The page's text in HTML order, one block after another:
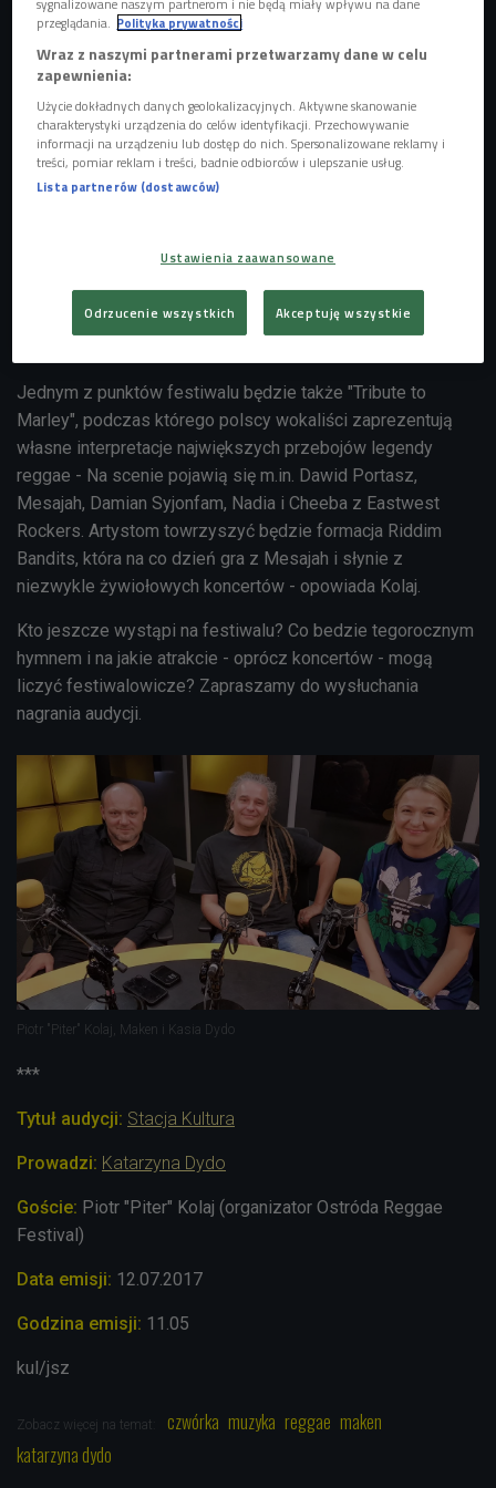
Shaggy jest zdobywcą wielu Grammy i jednym z najważniejszych jamajskich
artystów. Cieszy się nieprzerwanym sukcesem w świecie reggae/dancehall, a
jego wpływ na globalny pop jest niepodważalny. Ostródę odwiedzi po raz
Jednym z punktów festiwalu będzie także "Tribute to
Marley", podczas którego polscy wokaliści zaprezentują
własne interpretacje największych przebojów legendy
reggae - Na scenie pojawią się m.in. Dawid Portasz,
Mesajah, Damian Syjonfam, Nadia i Cheeba z Eastwest
Rockers. Artystom towrzyszyć będzie formacja Riddim
Bandits, która na co dzień gra z Mesajah i słynie z
niezwykle żywiołowych koncertów - opowiada Kolaj.
Kto jeszcze wystąpi na festiwalu? Co bedzie tegorocznym
hymnem i na jakie atrakcie - oprócz koncertów - mogą
liczyć festiwalowicze? Zapraszamy do wysłuchania
nagrania audycji.
Piotr "Piter" Kolaj, Maken i Kasia Dydo
***
Tytuł audycji: Stacja Kultura
Prowadzi: Katarzyna Dydo
Goście: Piotr "Piter" Kolaj (organizator Ostróda Reggae
Festival)
Data emisji: 12.07.2017
Godzina emisji: 11.05
kul/jsz
Zobacz więcej na temat: czwórka muzyka reggae maken
katarzyna dydo
przeglądania. Polityka prywatności
Wraz z naszymi partnerami przetwarzamy dane w celu
zapewnienia:
Użycie dokładnych danych geolokalizacyjnych. Aktywne skanowanie
charakterystyki urządzenia do celów identyfikacji. Przechowywanie
informacji na urządzeniu lub dostęp do nich. Spersonalizowane reklamy i
treści, pomiar reklam i treści, badnie odbiorców i ulepszanie usług.
Lista partnerów (dostawców)
Ustawienia zaawansowane
Odrzucenie wszystkich Akceptuję wszystkie